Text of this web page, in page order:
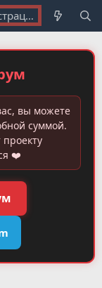
Регистрация
вы можете
суммой.
❤️